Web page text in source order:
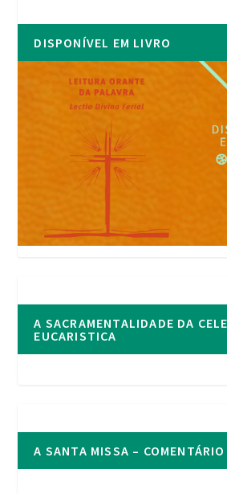
DISPONÍVEL EM LIVRO
A SACRAMENTALIDADE DA
EUCARISTICA
A SANTA MISSA –